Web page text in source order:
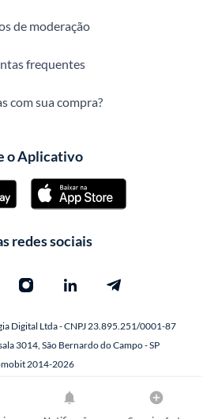
de moderação
frequentes
com sua compra?
o Aplicativo
redes sociais
Digital Ltda - CNPJ 23.895.251/0001-87
3014, São Bernardo do Campo - SP
2014-2026